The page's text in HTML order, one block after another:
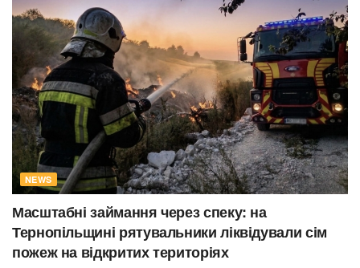
NEWS
Масштабні займання через спеку: на
Тернопільщині рятувальники ліквідували сім
пожеж на відкритих територіях